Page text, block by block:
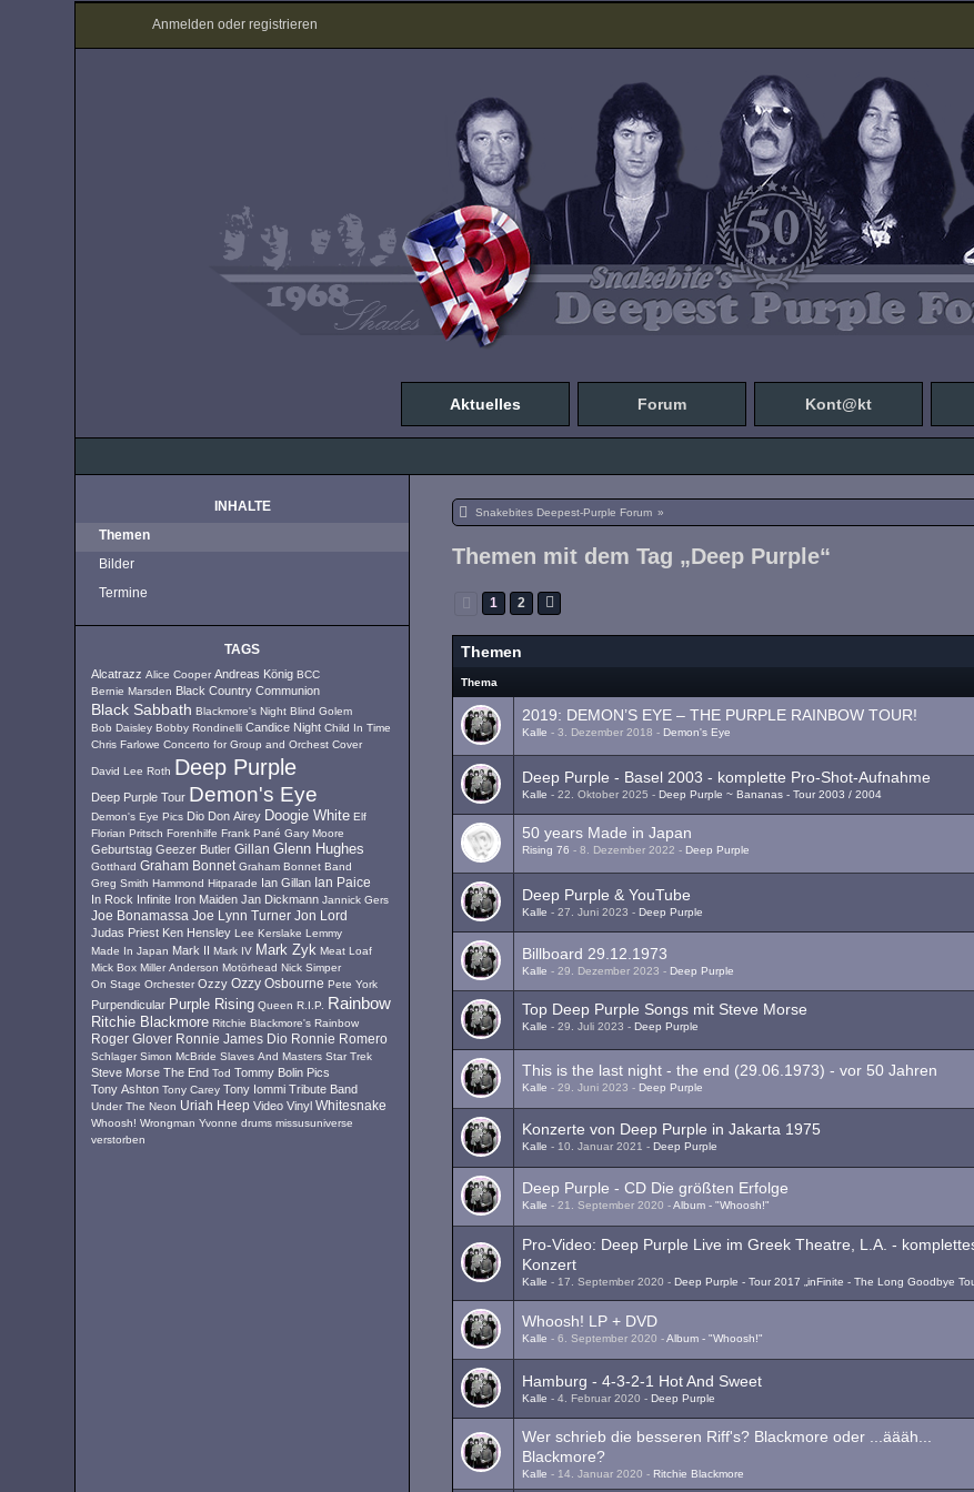
Anmelden oder registrieren
Aktuelles Forum Kont@kt
INHALTE
Themen
Bilder
Termine
TAGS
Alcatrazz Alice Cooper Andreas König BCC
Bernie Marsden Black Country Communion
Black Sabbath Blackmore's Night Blind Golem
Bob Daisley Bobby Rondinelli Candice Night Child In Time
Chris Farlowe Concerto for Group and Orchest Cover
David Lee Roth Deep Purple
Deep Purple Tour Demon's Eye
Demon's Eye Pics Dio Don Airey Doogie White Elf
Florian Pritsch Forenhilfe Frank Pané Gary Moore
Geburtstag Geezer Butler Gillan Glenn Hughes
Gotthard Graham Bonnet Graham Bonnet Band
Greg Smith Hammond Hitparade Ian Gillan Ian Paice
In Rock Infinite Iron Maiden Jan Dickmann Jannick Gers
Joe Bonamassa Joe Lynn Turner Jon Lord
Judas Priest Ken Hensley Lee Kerslake Lemmy
Made In Japan Mark II Mark IV Mark Zyk Meat Loaf
Mick Box Miller Anderson Motörhead Nick Simper
On Stage Orchester Ozzy Ozzy Osbourne Pete York
Purpendicular Purple Rising Queen R.I.P. Rainbow
Ritchie Blackmore Ritchie Blackmore's Rainbow
Roger Glover Ronnie James Dio Ronnie Romero
Schlager Simon McBride Slaves And Masters Star Trek
Steve Morse The End Tod Tommy Bolin Pics
Tony Ashton Tony Carey Tony Iommi Tribute Band
Under The Neon Uriah Heep Video Vinyl Whitesnake
Whoosh! Wrongman Yvonne drums missusuniverse
verstorben
Snakebites Deepest-Purple Forum »
Themen mit dem Tag „Deep Purple“
1 2
Themen
Thema
2019: DEMON’S EYE – THE PURPLE RAINBOW TOUR!
Kalle -3. Dezember 2018 - Demon's Eye
Deep Purple - Basel 2003 - komplette Pro-Shot-Aufnahme
Kalle -22. Oktober 2025 -Deep Purple ~ Bananas - Tour 2003 / 2004
50 years Made in Japan
Rising 76 -8. Dezember 2022 - Deep Purple
Deep Purple & YouTube
Kalle -27. Juni 2023 -Deep Purple
Billboard 29.12.1973
Kalle -29. Dezember 2023 - Deep Purple
Top Deep Purple Songs mit Steve Morse
Kalle -29. Juli 2023 -Deep Purple
This is the last night - the end (29.06.1973) - vor 50 Jahren
Kalle -29. Juni 2023 - Deep Purple
Konzerte von Deep Purple in Jakarta 1975
Kalle - 10. Januar 2021 -Deep Purple
Deep Purple - CD Die größten Erfolge
Kalle -21. September 2020 -Album - "Whoosh!"
Pro-Video: Deep Purple Live im Greek Theatre, L.A. -
Konzert
Kalle - 17. September 2020 -Deep Purple - Tour 2017 „inFinite - The Long Goodbye
Whoosh! LP + DVD
Kalle -6. September 2020 -Album - "Whoosh!"
Hamburg - 4-3-2-1 Hot And Sweet
Kalle -4. Februar 2020 -Deep Purple
Wer schrieb die besseren Riff's? Blackmore oder ...äääh...
Blackmore?
Kalle - 14. Januar 2020 - Ritchie Blackmore